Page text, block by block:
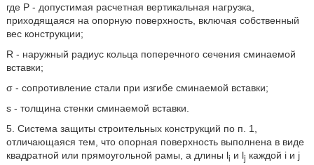
где Р - допустимая расчетная вертикальная нагрузка,
приходящаяся на опорную поверхность, включая собственный
вес конструкции;
R - наружный радиус кольца поперечного сечения сминаемой
вставки;
σ - сопротивление стали при изгибе сминаемой вставки;
s - толщина стенки сминаемой вставки.
5. Система защиты строительных конструкций по п. 1,
отличающаяся тем, что опорная поверхность выполнена в виде
квадратной или прямоугольной рамы, а длины li и lj каждой i и j